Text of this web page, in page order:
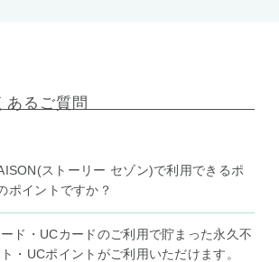
あるご質問
ストーリー セゾン)で利用できるポ
ポイントですか？
ド・UCカードのご利用で貯まった永久不
・UCポイントがご利用いただけます。